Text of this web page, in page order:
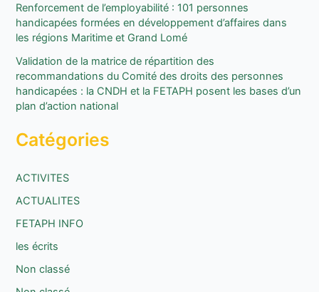
:
Renforcement de l’employabilité : 101 personnes
handicapées formées en développement d’affaires dans
les régions Maritime et Grand Lomé
Validation de la matrice de répartition des
recommandations du Comité des droits des personnes
handicapées : la CNDH et la FETAPH posent les bases d’un
plan d’action national
Catégories
ACTIVITES
ACTUALITES
FETAPH INFO
les écrits
Non classé